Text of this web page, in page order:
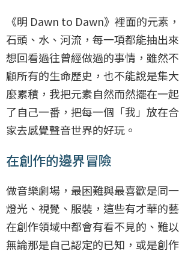
《明 Dawn to Dawn》裡面的元素
石頭、水、河流，每一項都能抽出
想回看過往曾經做過的事情，雖然
顧所有的生命歷史，也不能說是集
麼累積，我把元素自然而然擺在一
了自己一番，把每一個「我」放在
家去感覺聲音世界的好玩。
在創作的邊界冒險
做音樂劇場，最困難與最喜歡是同
燈光、視覺、服裝，這些有才華的
在創作領域中都會有看不見的、難
無論那是自己認定的已知，或是創